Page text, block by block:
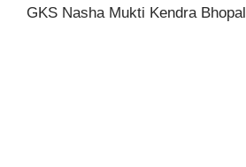
GKS Nasha Mukti Kendra Bhopal